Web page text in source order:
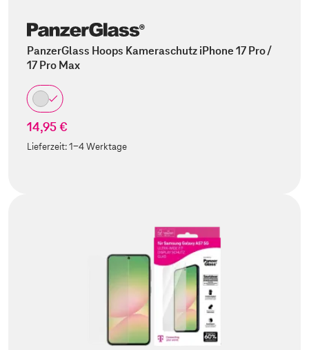
PanzerGlass Hoops Kameraschutz iPhone 17 Pro /
17 Pro Max
14,95 €
Lieferzeit:1-4 Werktage